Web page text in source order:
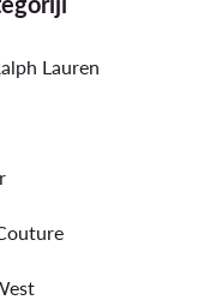
Lauren